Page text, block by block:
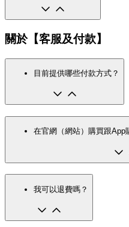
關於【客服及付款】
目前提供哪些付款方式？
在官網（網站）購買跟App
我可以退費嗎？